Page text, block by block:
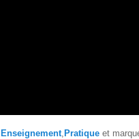
Enseignement Pratique et